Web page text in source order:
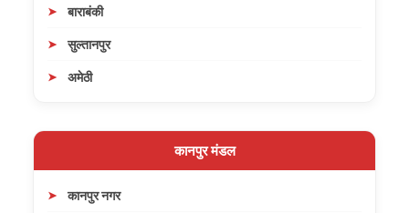
बाराबंकी
सुल्तानपुर
अमेठी
कानपुर मंडल
कानपुर नगर